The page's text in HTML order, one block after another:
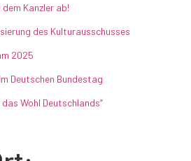
Kanzler ab!
des Kulturausschusses
2025
Deutschen Bundestag
Wohl Deutschlands“